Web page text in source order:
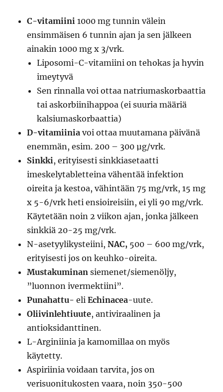
C-vitamiini 1000 mg tunnin välein
ensimmäisen 6 tunnin ajan ja sen jälkeen
ainakin 1000 mg x 3/vrk.
Liposomi-C-vitamiini on tehokas ja hyvin
imeytyvä
Sen rinnalla voi ottaa natriumaskorbaattia
tai askorbiinihappoa (ei suuria määriä
kalsiumaskorbaattia)
D-vitamiiniavoi ottaa muutamana päivänä
enemmän, esim. 200 – 300 µg/vrk.
Sinkki , erityisesti sinkkiasetaatti
imeskelytabletteina vähentää infektion
oireita ja kestoa, vähintään 75 mg/vrk, 15 mg
x 5-6/vrk heti ensioireisiin, ei yli 90 mg/vrk.
Käytetään noin 2 viikon ajan, jonka jälkeen
sinkkiä 20-25 mg/vrk.
N-asetyylikysteiini,NAC, 500 – 600 mg/vrk,
erityisesti jos on keuhko-oireita.
Mustakuminansiemenet/siemenöljy,
”luonnon ivermektiini”.
Punahattu-eliEchinacea-uute.
Oliivinlehtiuute, antiviraalinen ja
antioksidanttinen.
L-Arginiinia ja kamomillaa on myös
käytetty.
Aspiriinia voidaan tarvita, jos on
verisuonitukosten vaara, noin 350-500